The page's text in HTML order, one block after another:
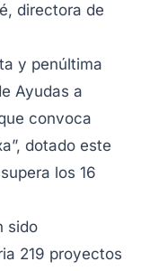
directora de
y penúltima
Ayudas a
convoca
dotado este
los 16
sido
219 proyectos